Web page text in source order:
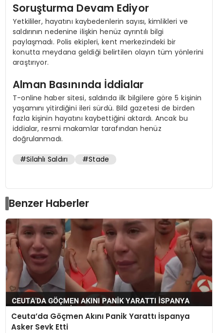
Soruşturma Devam Ediyor
Yetkililer, hayatını kaybedenlerin sayısı, kimlikleri ve
saldırının nedenine ilişkin henüz ayrıntılı bilgi
paylaşmadı. Polis ekipleri, kent merkezindeki bir
konutta meydana geldiği belirtilen olayın tüm yönlerini
araştırıyor.
Alman Basınında İddialar
T-online haber sitesi, saldırıda ilk bilgilere göre 5 kişinin
yaşamını yitirdiğini ileri sürdü. Bild gazetesi de birden
fazla kişinin hayatını kaybettiğini aktardı. Ancak bu
iddialar, resmi makamlar tarafından henüz
doğrulanmadı.
#Silahlı Saldırı #Stade
Benzer Haberler
Ceuta’da Göçmen Akını Panik Yarattı İspanya
Asker Sevk Etti